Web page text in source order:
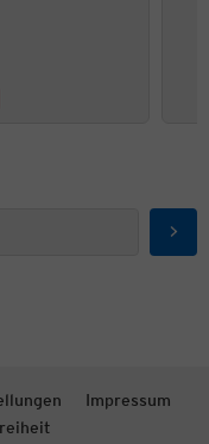
Impressum